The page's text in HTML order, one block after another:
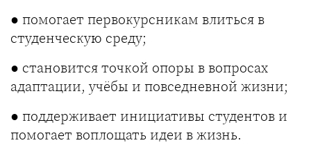
● помогает первокурсникам влиться в
студенческую среду;
● становится точкой опоры в вопросах
адаптации, учёбы и повседневной жизни;
● поддерживает инициативы студентов и
помогает воплощать идеи в жизнь.